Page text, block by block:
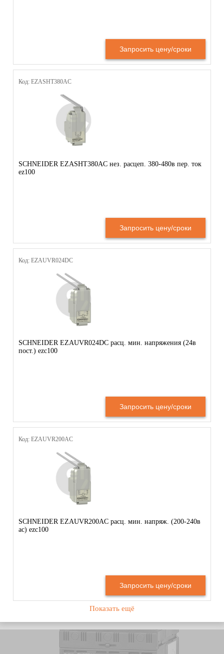
Запросить цену/сроки
Код: EZASHT380AC
SCHNEIDER EZASHT380AC нез. расцеп. 380-480в пер. ток
ez100
Запросить цену/сроки
Код: EZAUVR024DC
SCHNEIDER EZAUVR024DC расц. мин. напряжения (24в
пост.) ezc100
Запросить цену/сроки
Код: EZAUVR200AC
SCHNEIDER EZAUVR200AC расц. мин. напряж. (200-240в
ac) ezc100
Запросить цену/сроки
Показать ещё